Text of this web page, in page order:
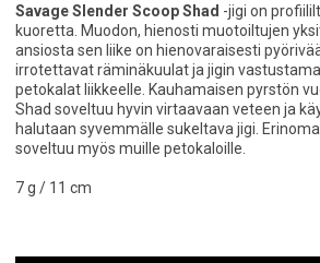
Savage Slender Scoop Shad -jigi on
kuoretta. Muodon, hienosti muotoiltujen
ansiosta sen liike on hienovaraisesti
irrotettavat räminäkuulat ja jigin
petokalat liikkeelle. Kauhamaisen pyrstön
Shad soveltuu hyvin virtaavaan veteen ja
halutaan syvemmälle sukeltava jigi.
soveltuu myös muille petokaloille.
7 g / 11 cm